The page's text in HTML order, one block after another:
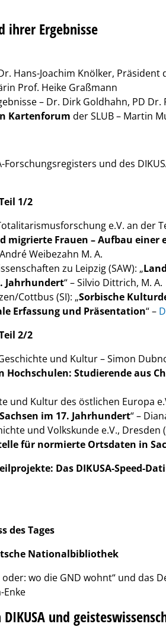
ihrer Ergebnisse
Hans-Joachim Knölker, Präsident
Prof. Heike Graßmann
– Dr. Dirk Goldhahn, PD
Kartenforum der SLUB – Martin
und des
1/2
e.V. an der
migrierte Frauen – Aufbau einer
Weibezahn M. A.
zu Leipzig (SAW): „
Jahrhundert“ – Silvio Dittrich, M. A.
Cottbus (SI): „Sorbische
Erfassung und Präsentation“ –
2/2
und Kultur – Simon
Hochschulen: Studierende aus
und Kultur des östlichen Europa
im 17. Jahrhundert“ –
und Volkskunde e.V., Dresden
für normierte Ortsdaten in
Das DIKUSA-Speed-
des Tages
Nationalbibliothek
wo die GND wohnt“ und das
und